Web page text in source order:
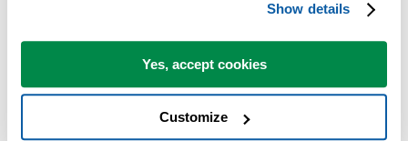
Show details
Yes, accept cookies
Customize
您可以立即开始使用，无需培训。
大多数用户都会先从几个工具开始。 很多用户后来都会每天使